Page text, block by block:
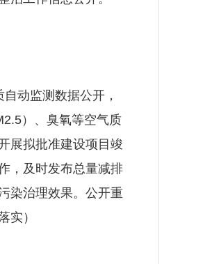
动监测数据公开，
）、臭氧等空气质
展拟批准建设项目竣
，及时发布总量减排
染治理效果。公开重
实）